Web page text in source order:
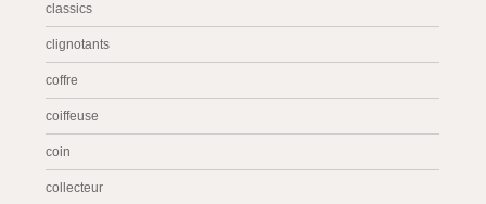
classics
clignotants
coffre
coiffeuse
coin
collecteur